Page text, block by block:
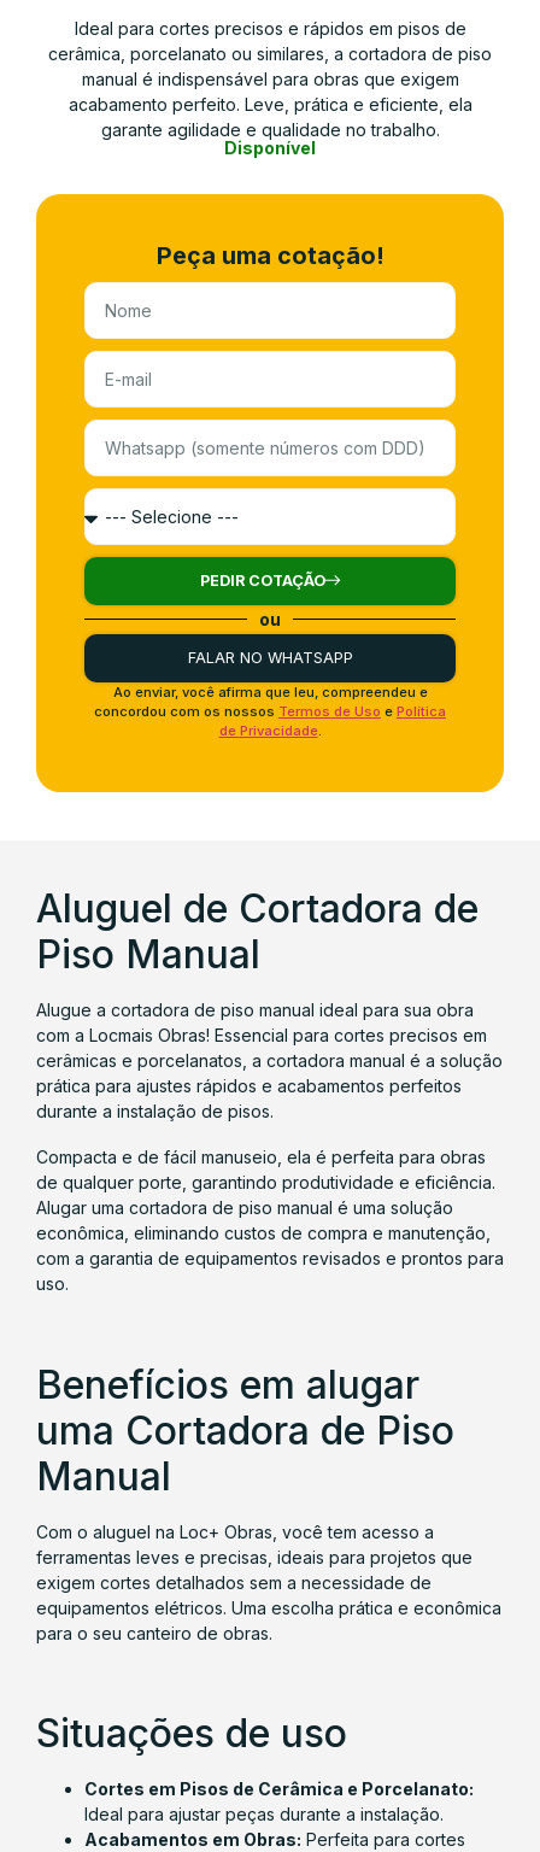
Ideal para cortes precisos e rápidos em pisos de
cerâmica, porcelanato ou similares, a cortadora de piso
manual é indispensável para obras que exigem
acabamento perfeito. Leve, prática e eficiente, ela
garante agilidade e qualidade no trabalho.
Disponível
Peça uma cotação!
PEDIR COTAÇÃO
ou
FALAR NO WHATSAPP
Ao enviar, você afirma que leu, compreendeu e
concordou com os nossos Termos de Uso e Política
de Privacidade.
Aluguel de Cortadora de
Piso Manual
Alugue a cortadora de piso manual ideal para sua obra
com a Locmais Obras! Essencial para cortes precisos em
cerâmicas e porcelanatos, a cortadora manual é a solução
prática para ajustes rápidos e acabamentos perfeitos
durante a instalação de pisos.
Compacta e de fácil manuseio, ela é perfeita para obras
de qualquer porte, garantindo produtividade e eficiência.
Alugar uma cortadora de piso manual é uma solução
econômica, eliminando custos de compra e manutenção,
com a garantia de equipamentos revisados e prontos para
uso.
Benefícios em alugar
uma Cortadora de Piso
Manual
Com o aluguel na Loc+ Obras, você tem acesso a
ferramentas leves e precisas, ideais para projetos que
exigem cortes detalhados sem a necessidade de
equipamentos elétricos. Uma escolha prática e econômica
para o seu canteiro de obras.
Situações de uso
Cortes em Pisos de Cerâmica e Porcelanato:
Ideal para ajustar peças durante a instalação.
Acabamentos em Obras: Perfeita para cortes